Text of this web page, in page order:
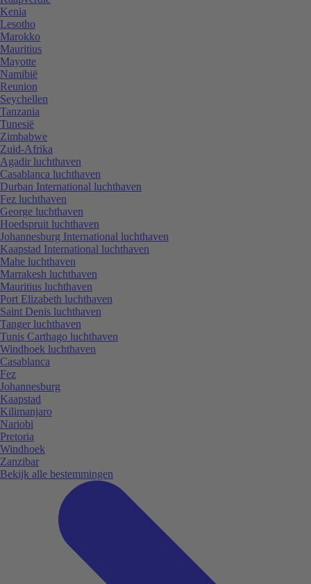
Kenia
Lesotho
Marokko
Mauritius
Mayotte
Namibië
Reunion
Seychellen
Tanzania
Tunesië
Zimbabwe
Zuid-Afrika
Agadir luchthaven
Casablanca luchthaven
Durban International luchthaven
Fez luchthaven
George luchthaven
Hoedspruit luchthaven
Johannesburg International luchthaven
Kaapstad International luchthaven
Mahe luchthaven
Marrakesh luchthaven
Mauritius luchthaven
Port Elizabeth luchthaven
Saint Denis luchthaven
Tanger luchthaven
Tunis Carthago luchthaven
Windhoek luchthaven
Casablanca
Fez
Johannesburg
Kaapstad
Kilimanjaro
Nariobi
Pretoria
Windhoek
Zanzibar
Bekijk alle bestemmingen